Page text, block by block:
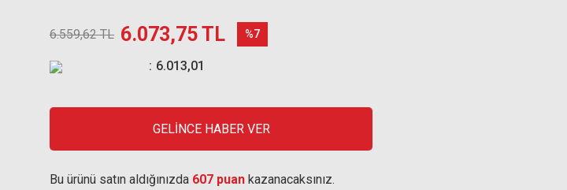
6.559,62 TL 6.073,75 TL %7
6.013,01
GELİNCE HABER VER
Bu ürünü satın aldığınızda 607 puan kazanacaksınız.